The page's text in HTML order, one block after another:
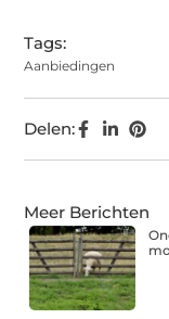
Tags:
Aanbiedingen
Delen:
Meer Berichten